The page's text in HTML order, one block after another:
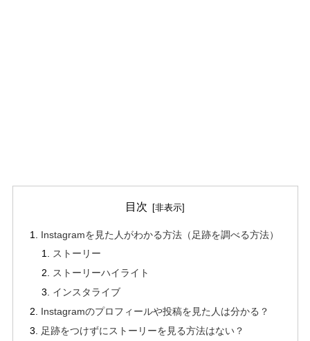
目次
Instagramを見た人がわかる方法（足跡を調べる方法）
ストーリー
ストーリーハイライト
インスタライブ
Instagramのプロフィールや投稿を見た人は分かる？
足跡をつけずにストーリーを見る方法はない？